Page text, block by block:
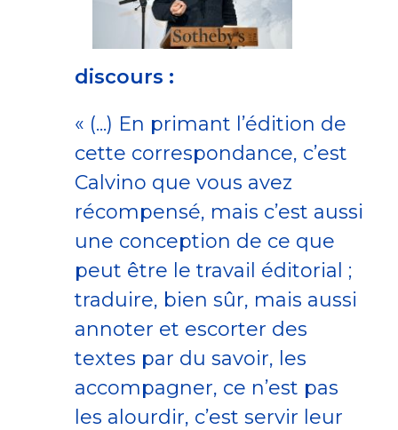
discours :
« (...) En primant l’édition de
cette correspondance, c’est
Calvino que vous avez
récompensé, mais c’est aussi
une conception de ce que
peut être le travail éditorial ;
traduire, bien sûr, mais aussi
annoter et escorter des
textes par du savoir, les
accompagner, ce n’est pas
les alourdir, c’est servir leur